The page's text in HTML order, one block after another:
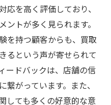
を高く評価しており、
トが多く見られます。
を持つ顧客からも、買取
るという声が寄せられて
ードバックは、店舗の信
がっています。また、
しても多くの好意的な意